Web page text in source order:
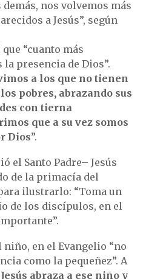
nos volvemos más
a Jesús”, según
“cuanto más
presencia de Dios”.
a los que no tienen
pobres, abrazando sus
con tierna
que a su vez somos
Dios”.
el Santo Padre– Jesús
de la primacía del
ilustrarlo: “Toma un
de los discípulos, en el
en el Evangelio “no
como la pequeñez”. A
abraza a ese niño y